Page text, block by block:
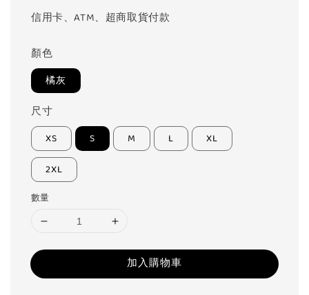
信用卡、ATM、超商取貨付款
顏色
橘灰
尺寸
XS S M L XL
2XL
數量
加入購物車